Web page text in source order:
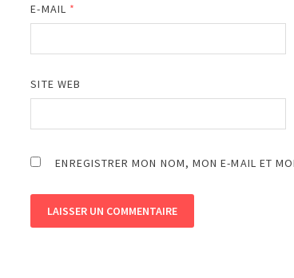
E-MAIL *
SITE WEB
ENREGISTRER MON NOM, MON E-MAIL ET